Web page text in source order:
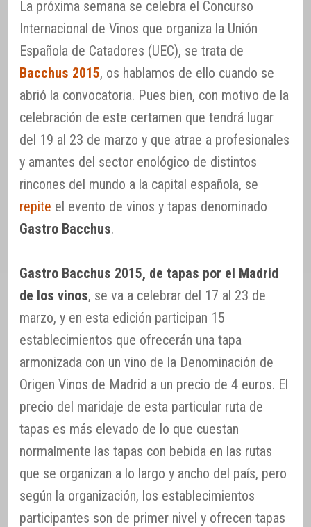
La próxima semana se celebra el Concurso
Internacional de Vinos que organiza la Unión
Española de Catadores (UEC), se trata de
Bacchus 2015, os hablamos de ello cuando se
abrió la convocatoria. Pues bien, con motivo de la
celebración de este certamen que tendrá lugar
del 19 al 23 de marzo y que atrae a profesionales
y amantes del sector enológico de distintos
rincones del mundo a la capital española, se
repite el evento de vinos y tapas denominado
Gastro Bacchus.
Gastro Bacchus 2015, de tapas por el Madrid
de los vinos, se va a celebrar del 17 al 23 de
marzo, y en esta edición participan 15
establecimientos que ofrecerán una tapa
armonizada con un vino de la Denominación de
Origen Vinos de Madrid a un precio de 4 euros. El
precio del maridaje de esta particular ruta de
tapas es más elevado de lo que cuestan
normalmente las tapas con bebida en las rutas
que se organizan a lo largo y ancho del país, pero
según la organización, los establecimientos
participantes son de primer nivel y ofrecen tapas